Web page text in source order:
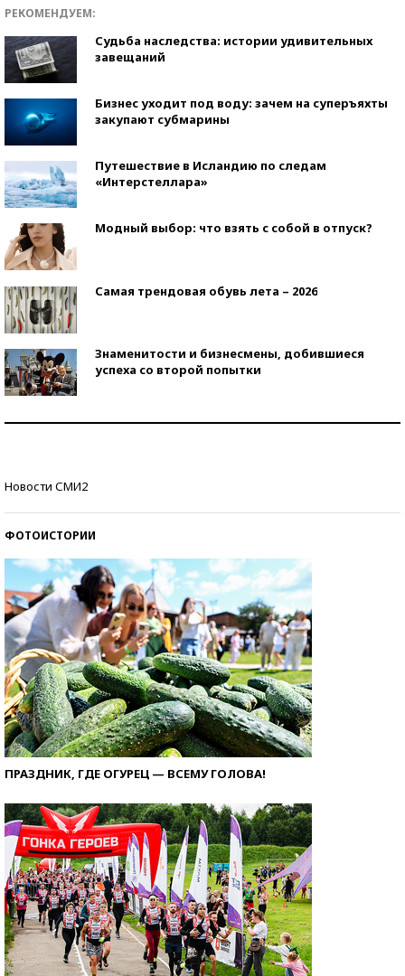
РЕКОМЕНДУЕМ:
Судьба наследства: истории удивительных
завещаний
Бизнес уходит под воду: зачем на суперъяхты
закупают субмарины
Путешествие в Исландию по следам
«Интерстеллара»
Модный выбор: что взять с собой в отпуск?
Самая трендовая обувь лета – 2026
Знаменитости и бизнесмены, добившиеся
успеха со второй попытки
Новости СМИ2
ФОТОИСТОРИИ
ПРАЗДНИК, ГДЕ ОГУРЕЦ — ВСЕМУ ГОЛОВА!